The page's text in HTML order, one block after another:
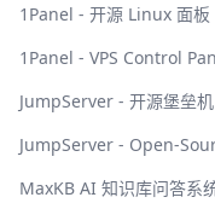
1Panel - 开源 Linux 面板
1Panel - VPS Control
JumpServer - 开源堡垒机
JumpServer - Open-
MaxKB AI 知识库问答系